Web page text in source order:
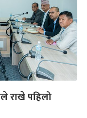
राखे पहिलो